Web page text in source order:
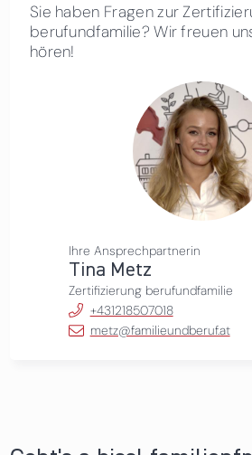
Sie haben Fragen zur
berufundfamilie? Wir freuen
hören!
Ihre Ansprechpartnerin
Tina Metz
Zertifizierung berufundfamilie
+431218507018
metz@familieundberuf.at